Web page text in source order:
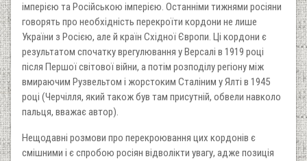
імперією та Російською імперією. Останніми тижнями росіяни
говорять про необхідність перекроїти кордони не лише
України з Росією, але й країн Східної Європи. Ці кордони є
результатом спочатку врегулювання у Версалі в 1919 році
після Першої світової війни, а потім розподілу регіону між
вмираючим Рузвельтом і жорстоким Сталіним у Ялті в 1945
році (Черчілля, який також був там присутній, обвели навколо
пальця, вважає автор).
Нещодавні розмови про перекроювання цих кордонів є
смішними і є спробою росіян відволікти увагу, адже позиція